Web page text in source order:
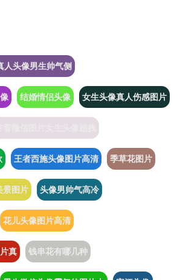
人头像男生帅气侧
结婚情侣头像 女生头像真人伤感图片
王者西施头像图片高清 季草花图片
景图片 头像男帅气高冷
花儿头像图片高清
真 钱串花有哪几种